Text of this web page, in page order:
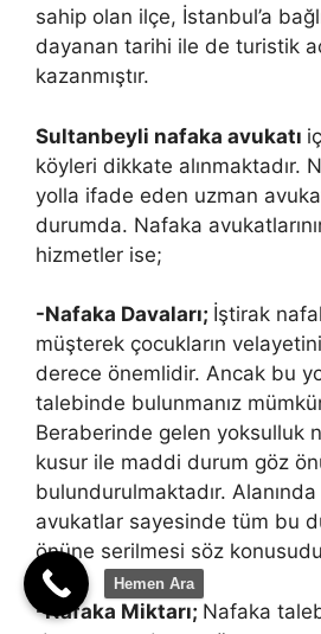
sahip olan ilçe, İstanbul’a
dayanan tarihi ile de turistik
kazanmıştır.
Sultanbeyli nafaka avukatı
köyleri dikkate alınmaktadır.
yolla ifade eden uzman
durumda. Nafaka
hizmetler ise;
-Nafaka Davaları; İştirak
müşterek çocukların
derece önemlidir. Ancak bu
talebinde bulunmanız
Beraberinde gelen yoksulluk
kusur ile maddi durum göz
bulundurulmaktadır.
avukatlar sayesinde tüm bu
önüne serilmesi söz
-Nafaka Miktarı; Nafaka
Hemen Ara